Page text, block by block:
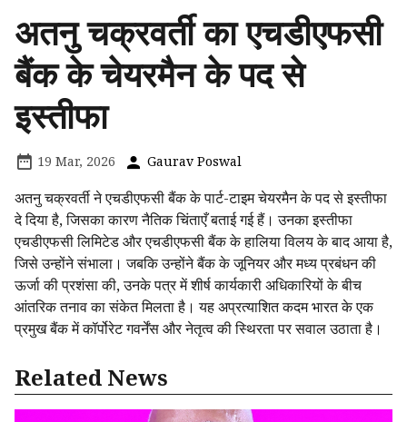
अतनु चक्रवर्ती का एचडीएफसी
बैंक के चेयरमैन के पद से
इस्तीफा
19 Mar, 2026 Gaurav Poswal
अतनु चक्रवर्ती ने एचडीएफसी बैंक के पार्ट-टाइम चेयरमैन के पद से इस्तीफा
दे दिया है, जिसका कारण नैतिक चिंताएँ बताई गई हैं। उनका इस्तीफा
एचडीएफसी लिमिटेड और एचडीएफसी बैंक के हालिया विलय के बाद आया है,
जिसे उन्होंने संभाला। जबकि उन्होंने बैंक के जूनियर और मध्य प्रबंधन की
ऊर्जा की प्रशंसा की, उनके पत्र में शीर्ष कार्यकारी अधिकारियों के बीच
आंतरिक तनाव का संकेत मिलता है। यह अप्रत्याशित कदम भारत के एक
प्रमुख बैंक में कॉर्पोरेट गवर्नेंस और नेतृत्व की स्थिरता पर सवाल उठाता है।
Related News